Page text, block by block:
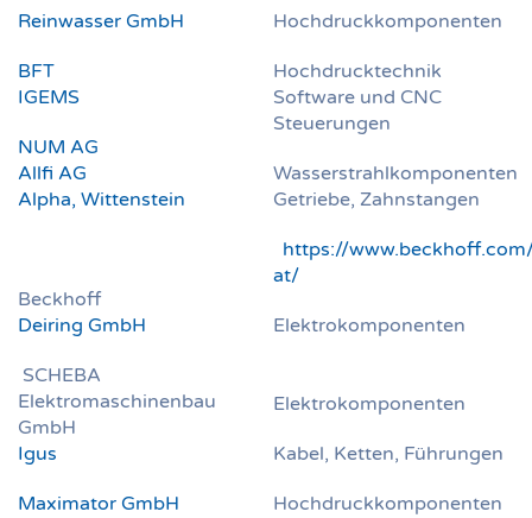
Reinwasser GmbH Hochdruckkomponenten
BFT
Hochdrucktechnik
IGEMS
Software und CNC
NUM AG
Steuerungen
Allfi AG
Wasserstrahlkomponenten
Alpha, Wittenstein
Getriebe, Zahnstangen
Beckhoff
https://
at/
Deiring GmbH Elektrokomponenten
SCHEBA
Elektromaschinenbau
GmbH
Elektrokomponenten
Igus Kabel, Ketten, Führungen
Maximator GmbH Hochdruckkomponenten